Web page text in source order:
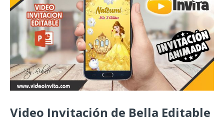
Video Invitación de Bella Editable